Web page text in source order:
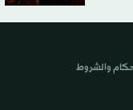
والشروط